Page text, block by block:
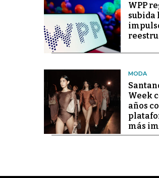
WPP
subida
MODA
Week
años
más